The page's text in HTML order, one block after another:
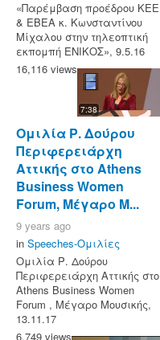
«Παρέμβαση προέδρου ΚΕΕ
& ΕΒΕΑ κ. Κωνσταντίνου
Μίχαλου στην τηλεοπτική
εκπομπή ΕΝΙΚΟΣ», 9.5.16
16,116 views
7:38
Ομιλία Ρ. Δούρου
Περιφερειάρχη
Αττικής στο Athens
Business Women
Forum, Μέγαρο Μ...
9 years ago
in Speeches-Ομιλίες
Ομιλία Ρ. Δούρου
Περιφερειάρχη Αττικής στο
Athens Business Women
Forum , Μέγαρο Μουσικής,
13.11.17
6,749 views